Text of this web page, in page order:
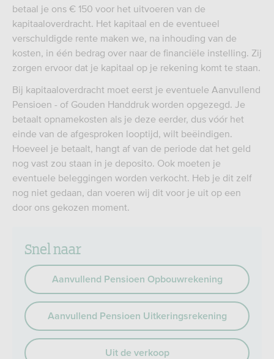
betaal je ons € 150 voor het uitvoeren van de
kapitaaloverdracht. Het kapitaal en de eventueel
verschuldigde rente maken we, na inhouding van de
kosten, in één bedrag over naar de financiële instelling. Zij
zorgen ervoor dat je kapitaal op je rekening komt te staan.
Bij kapitaaloverdracht moet eerst je eventuele Aanvullend
Pensioen - of Gouden Handdruk worden opgezegd. Je
betaalt opnamekosten als je deze eerder, dus vóór het
einde van de afgesproken looptijd, wilt beëindigen.
Hoeveel je betaalt, hangt af van de periode dat het geld
nog vast zou staan in je deposito. Ook moeten je
eventuele beleggingen worden verkocht. Heb je dit zelf
nog niet gedaan, dan voeren wij dit voor je uit op een
door ons gekozen moment.
Snel naar
Aanvullend Pensioen Opbouwrekening
Aanvullend Pensioen Uitkeringsrekening
Uit de verkoop